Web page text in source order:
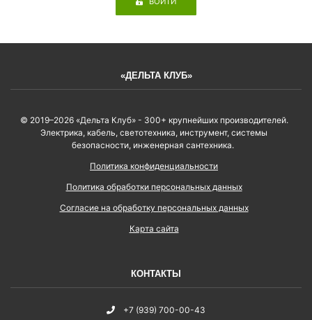
«ДЕЛЬТА КЛУБ»
© 2019–2026 «Дельта Клуб» - 300+ крупнейших производителей.
Электрика, кабель, светотехника, инструмент, системы
безопасности, инженерная сантехника.
Политика конфиденциальности
Политика обработки персональных данных
Согласие на обработку персональных данных
Карта сайта
КОНТАКТЫ
+7 (939) 700-00-43